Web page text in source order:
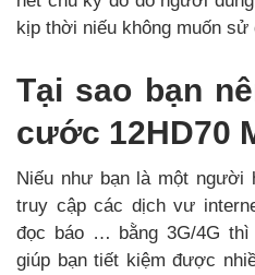
kịp thời niếu không muốn sử
Tại sao bạn
cước 12HD70
Niếu như bạn là một người
truy cập các dịch vư
đọc báo … bằng 3G/4G
giúp bạn tiết kiệm được